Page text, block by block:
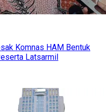
Komnas HAM Bentuk
Latsarmil